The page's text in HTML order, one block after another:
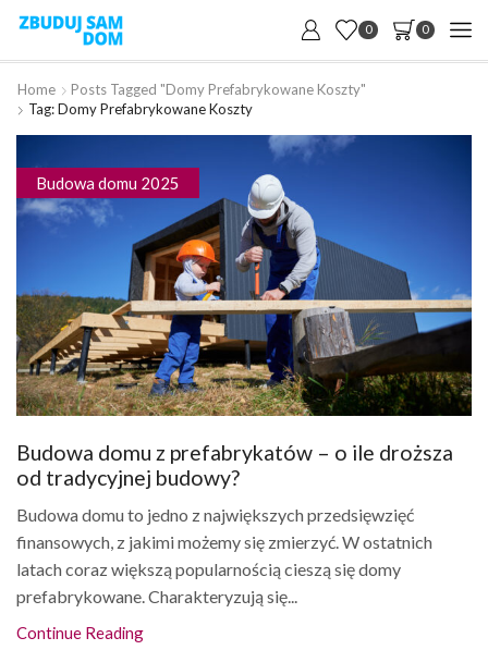
0 0
Home
Posts Tagged "domy Prefabrykowane Koszty"
Tag: Domy Prefabrykowane Koszty
Budowa domu 2025
Budowa domu z prefabrykatów – o ile droższa
od tradycyjnej budowy?
Budowa domu to jedno z największych przedsięwzięć
finansowych, z jakimi możemy się zmierzyć. W ostatnich
latach coraz większą popularnością cieszą się domy
prefabrykowane. Charakteryzują się...
Continue Reading